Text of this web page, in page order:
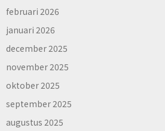
februari 2026
januari 2026
december 2025
november 2025
oktober 2025
september 2025
augustus 2025